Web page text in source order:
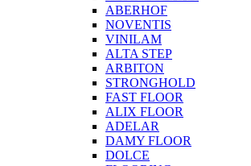
ABERHOF
NOVENTIS
VINILAM
ALTA STEP
ARBITON
STRONGHOLD
FAST FLOOR
ALIX FLOOR
ADELAR
DAMY FLOOR
DOLCE